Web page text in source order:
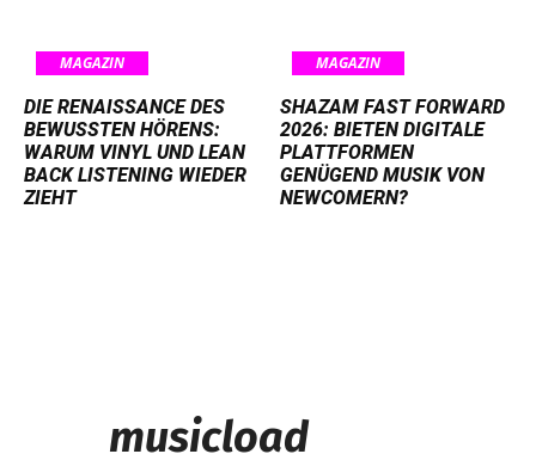
MAGAZIN
DIE RENAISSANCE DES
BEWUSSTEN HÖRENS:
WARUM VINYL UND LEAN
BACK LISTENING WIEDER
ZIEHT
MAGAZIN
SHAZAM FAST FORWARD
2026: BIETEN DIGITALE
PLATTFORMEN
GENÜGEND MUSIK VON
NEWCOMERN?
musicload